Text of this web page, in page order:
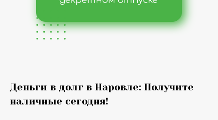
Деньги в долг в Наровле: Получите
наличные сегодня!